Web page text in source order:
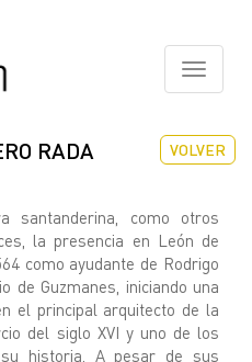
Toggle
VOLVER
RADA
santanderina, como otros
la presencia en León de
como ayudante de Rodrigo
de Guzmanes, iniciando una
el principal arquitecto de la
del siglo XVI y uno de los
historia. A pesar de sus